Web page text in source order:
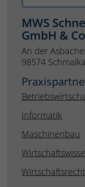
MWS
GmbH &
An der
98574
Informatik
Maschinenbau
Wirtschaftsrecht